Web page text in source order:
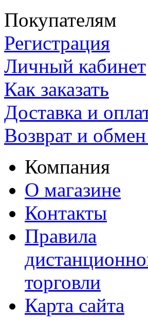
Покупателям
Регистрация
Личный кабинет
Как заказать
Доставка и
Возврат и обмен
Компания
О магазине
Контакты
Правила
торговли
Карта сайта